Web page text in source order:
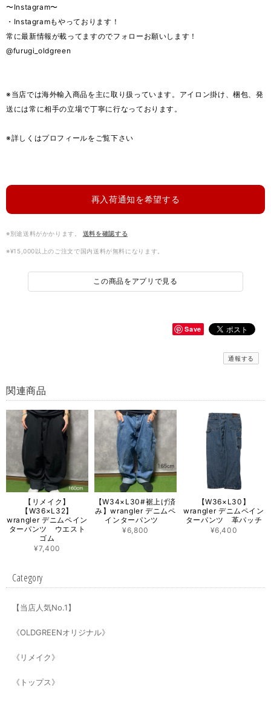
〜Instagram〜
・Instagramもやっております！
常に最新情報が載ってますのでフォローお願いします！
@furugi_oldgreen
※当店では海外輸入商品を主に取り扱っています。アイロン掛け、梱包、発
送には常に相手の立場で丁寧に行なっております。
※詳しくはプロフィールをご覧下さい
再入荷通知を希望する
※別途送料がかかります。 送料を確認する
※¥15,000以上のご注文で国内送料が無料になります。
この商品をアプリで見る
Save
通報する
関連商品
【リメイク】
【W36×L32】
wrangler デニムペイン
ターパンツ ウエスト
ゴム
¥7,400
【W34×L30#裾上げ済
み】wrangler デニムペ
インターパンツ
¥6,800
【W36×L30】
wrangler デニムペイン
ターパンツ 革パッチ
¥6,400
Category
【当店人気No.1】
《OLDGREENオリジナル》
《リメイク》
《トップス》